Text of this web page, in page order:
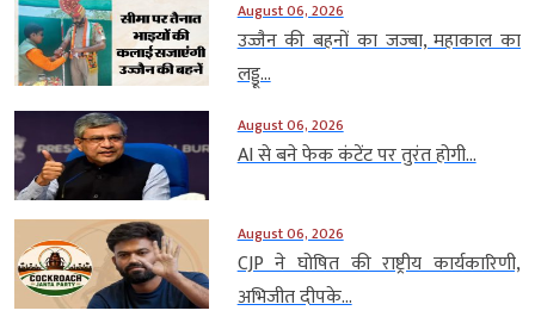
August 06, 2026
उज्जैन की बहनों का जज्बा, महाकाल का
लड्डू...
August 06, 2026
AI से बने फेक कंटेंट पर तुरंत होगी...
August 06, 2026
CJP ने घोषित की राष्ट्रीय कार्यकारिणी,
अभिजीत दीपके...